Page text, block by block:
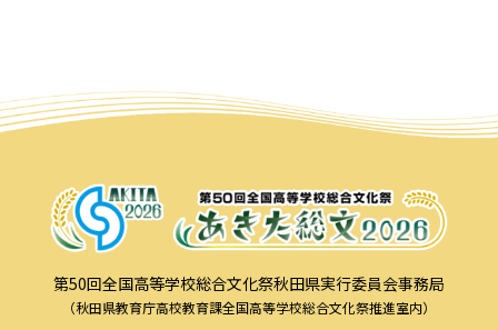
第50回全国高等学校総合文化祭秋田県実行委員会事務局
（秋田県教育庁高校教育課全国高等学校総合文化祭推進室内）